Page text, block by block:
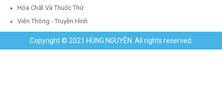
Hóa Chất Và Thuốc Thử
Viễn Thông - Truyền Hình
Copyright © 2021 HÙNG NGUYÊN. All rights reserved.